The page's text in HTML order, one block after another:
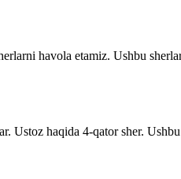
havola etamiz. Ushbu
Ustoz haqida 4-qator sher.